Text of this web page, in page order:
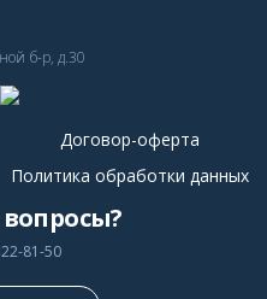
б-р, д.30
Договор-оферта
Политика обработки данных
81-50